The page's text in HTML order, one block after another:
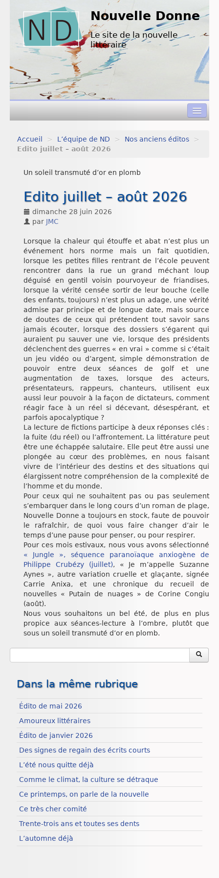
Nouvelle Donne
Le site de la nouvelle
littéraire
Concours de nouvelles
L’équipe de ND
Chroniques
Accueil > L’équipe de ND > Nos anciens éditos
>
Edito juillet – août 2026
Un soleil transmuté d’or en plomb
Edito juillet – août 2026
dimanche 28 juin 2026
par JMC
Lorsque la chaleur qui étouffe et abat n’est plus un
événement hors norme mais un fait quotidien,
lorsque les petites filles rentrant de l’école peuvent
rencontrer dans la rue un grand méchant loup
déguisé en gentil voisin pourvoyeur de friandises,
lorsque la vérité censée sortir de leur bouche (celle
des enfants, toujours) n’est plus un adage, une vérité
admise par principe et de longue date, mais source
de doutes de ceux qui prétendent tout savoir sans
jamais écouter, lorsque des dossiers s’égarent qui
auraient pu sauver une vie, lorsque des présidents
déclenchent des guerres « en vrai » comme si c’était
un jeu vidéo ou d’argent, simple démonstration de
pouvoir entre deux séances de golf et une
augmentation de taxes, lorsque des acteurs,
présentateurs, rappeurs, chanteurs, utilisent eux
aussi leur pouvoir à la façon de dictateurs, comment
réagir face à un réel si décevant, désespérant, et
parfois apocalyptique ?
La lecture de fictions participe à deux réponses clés :
la fuite (du réel) ou l’affrontement. La littérature peut
être une échappée salutaire. Elle peut être aussi une
plongée au cœur des problèmes, en nous faisant
vivre de l’intérieur des destins et des situations qui
élargissent notre compréhension de la complexité de
l’homme et du monde.
Pour ceux qui ne souhaitent pas ou pas seulement
s’embarquer dans le long cours d’un roman de plage,
Nouvelle Donne a toujours en stock, faute de pouvoir
le rafraîchir, de quoi vous faire changer d’air le
temps d’une pause pour penser, ou pour respirer.
Pour ces mois estivaux, nous vous avons sélectionné
« Jungle », séquence paranoïaque anxiogène de
Philippe Crubézy (juillet), « Je m’appelle Suzanne
Aynes », autre variation cruelle et glaçante, signée
Carrie Anixa, et une chronique du recueil de
nouvelles « Putain de nuages » de Corine Congiu
(août).
Nous vous souhaitons un bel été, de plus en plus
propice aux séances-lecture à l’ombre, plutôt que
sous un soleil transmuté d’or en plomb.
Dans la même rubrique
Édito de mai 2026
Amoureux littéraires
Édito de janvier 2026
Des signes de regain des écrits courts
L’été nous quitte déjà
Comme le climat, la culture se détraque
Ce printemps, on parle de la nouvelle
Ce très cher comité
Trente-trois ans et toutes ses dents
L’automne déjà